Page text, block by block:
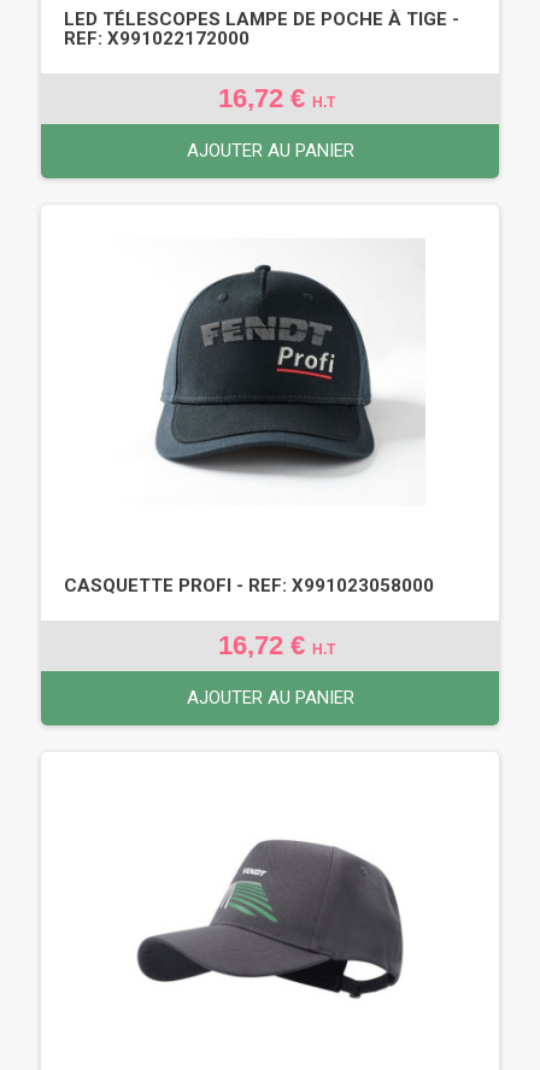
LED TÉLESCOPES LAMPE DE POCHE À TIGE -
REF: X991022172000
16,72 € H.T
AJOUTER AU PANIER
CASQUETTE PROFI - REF: X991023058000
16,72 € H.T
AJOUTER AU PANIER